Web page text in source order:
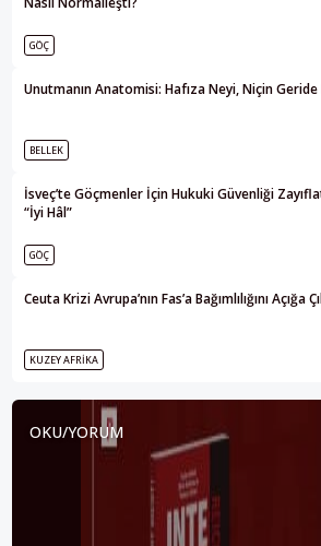
GÖÇ
Unutmanın Anatomisi: Hafıza Neyi, Niçin Geride
BELLEK
İsveç’te Göçmenler İçin Hukuki Güvenliği
“İyi Hâl”
GÖÇ
Ceuta Krizi Avrupa’nın Fas’a Bağımlılığını Açığa
KUZEY AFRIKA
OKU/YORUM